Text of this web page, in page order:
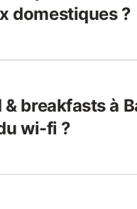
domestiques ?
& breakfasts à
wi-fi ?